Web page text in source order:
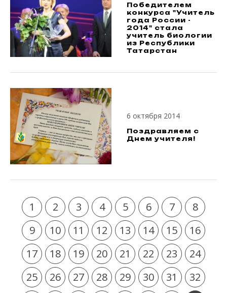
Победителем
конкурса "Учитель
года России -
2014" стала
учитель биологии
из Республики
Татарстан
6 октября 2014
Поздравляем с
Днем учителя!
1 2 3 4 5 6 7
8
9
10 11 12 13 14 15
16
17
18 19 20 21 22 23
24
25
26 27 28 29 30 31
32